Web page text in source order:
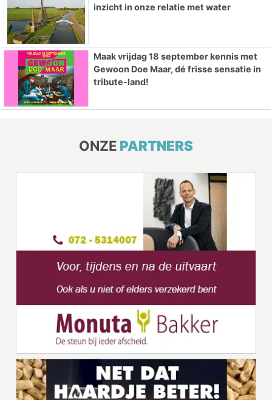
inzicht in onze relatie met water
Maak vrijdag 18 september kennis met
Gewoon Doe Maar, dé frisse sensatie in
tribute-land!
ONZE PARTNERS